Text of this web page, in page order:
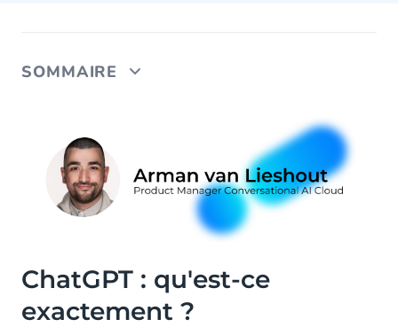
SOMMAIRE
Mais comment fonctionne vraiment ChatGPT ?
LLMs, IA Générative, Paramètres... Comment
simplifier tout cela ?
Nuances des Questions posées et génère ses
propres Réponses. Quels sont ses Avantages et
ses Inconvénients ?
ChatGPT : qu'est-ce
exactement ?